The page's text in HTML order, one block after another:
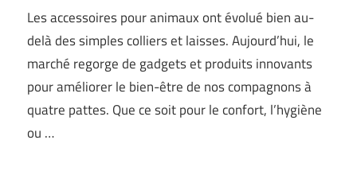
Les accessoires pour animaux ont évolué bien au-
delà des simples colliers et laisses. Aujourd’hui, le
marché regorge de gadgets et produits innovants
pour améliorer le bien-être de nos compagnons à
quatre pattes. Que ce soit pour le confort, l’hygiène
ou …